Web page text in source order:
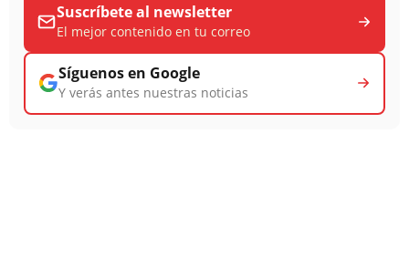
Suscríbete al newsletter
El mejor contenido en tu correo
Síguenos en Google
Y verás antes nuestras noticias